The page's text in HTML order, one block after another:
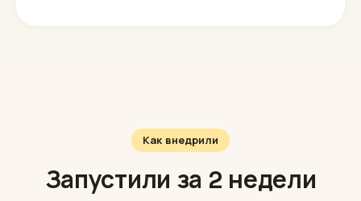
Как внедрили
Запустили за 2 недели